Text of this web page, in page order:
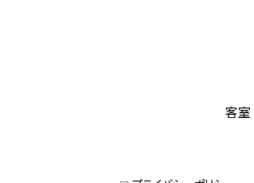
客室